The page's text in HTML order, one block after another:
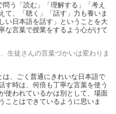
う「読む」「理解する」「考え
て、「聴く」「話す」力も養いま
い日本語を話す」ということを大
な言葉で授業をするよう心がけて
生徒さんの言葉づかいは変わりま
、ごく普通にきれいな日本語で
す時は、何倍も丁寧な言葉を使う
使われているかは別として、場面
ことはできているように思いま